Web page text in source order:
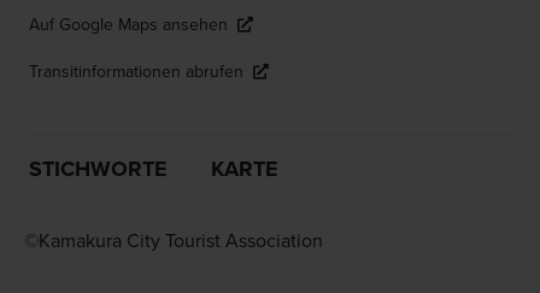
Auf Google Maps ansehen
Transitinformationen abrufen
STICHWORTE KARTE
©Kamakura City Tourist Association